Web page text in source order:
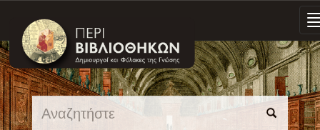
Skip
navigation